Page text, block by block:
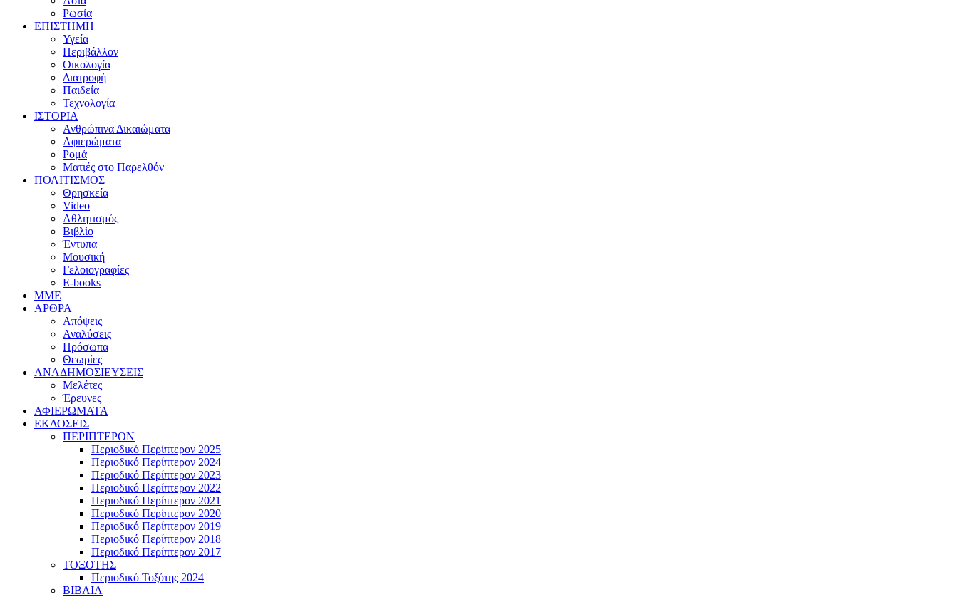
Ρωσία
ΕΠΙΣΤΗΜΗ
Υγεία
Περιβάλλον
Οικολογία
Διατροφή
Παιδεία
Τεχνολογία
ΙΣΤΟΡΙΑ
Ανθρώπινα Δικαιώματα
Αφιερώματα
Ρομά
Ματιές στο Παρελθόν
ΠΟΛΙΤΙΣΜΟΣ
Θρησκεία
Video
Αθλητισμός
Βιβλίο
Έντυπα
Μουσική
Γελοιογραφίες
E-books
MME
ΑΡΘΡΑ
Απόψεις
Αναλύσεις
Πρόσωπα
Θεωρίες
ΑΝΑΔΗΜΟΣΙΕΥΣΕΙΣ
Μελέτες
Έρευνες
ΑΦΙΕΡΩΜΑΤΑ
ΕΚΔΟΣΕΙΣ
ΠΕΡΙΠΤΕΡΟΝ
Περιοδικό Περίπτερον 2025
Περιοδικό Περίπτερον 2024
Περιοδικό Περίπτερον 2023
Περιοδικό Περίπτερον 2022
Περιοδικό Περίπτερον 2021
Περιοδικό Περίπτερον 2020
Περιοδικό Περίπτερον 2019
Περιοδικό Περίπτερον 2018
Περιοδικό Περίπτερον 2017
ΤΟΞΟΤΗΣ
Περιοδικό Τοξότης 2024
ΒΙΒΛΙΑ